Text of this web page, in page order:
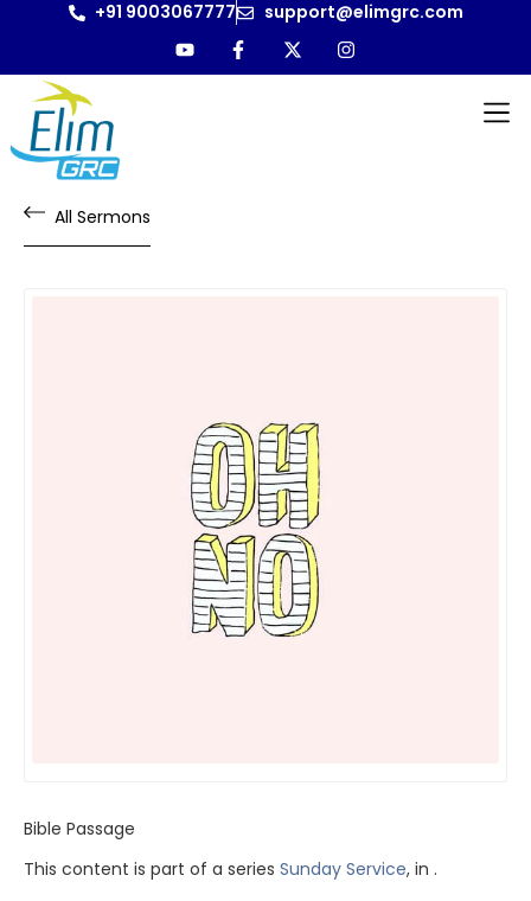
+91 9003067777 support@elimgrc.com
All Sermons
Bible Passage
This content is part of a series Sunday Service, in .